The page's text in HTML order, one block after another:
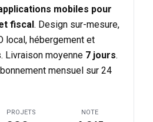
mobiles pour
fiscal. Design sur-mesure,
local, hébergement et
Livraison moyenne 7 jours.
mensuel sur 24
PROJETS NOTE